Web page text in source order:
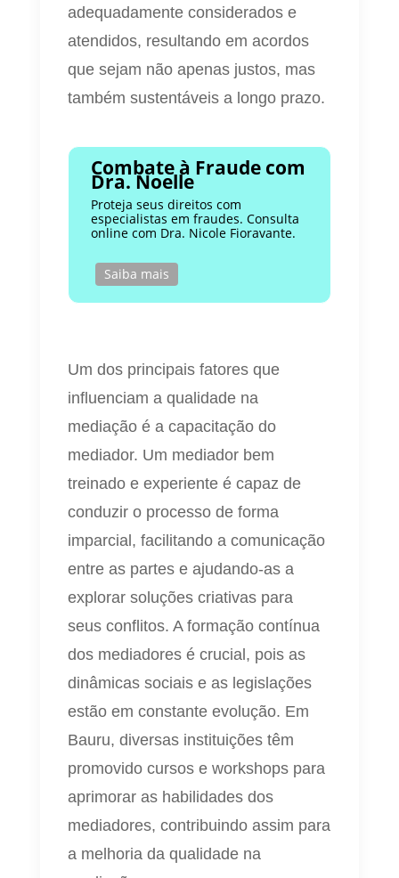
adequadamente considerados e
atendidos, resultando em acordos
que sejam não apenas justos, mas
também sustentáveis a longo prazo.
Combate à Fraude com
Dra. Noelle
Proteja seus direitos com
especialistas em fraudes. Consulta
online com Dra. Nicole Fioravante.
Saiba mais
Um dos principais fatores que
influenciam a qualidade na
mediação é a capacitação do
mediador. Um mediador bem
treinado e experiente é capaz de
conduzir o processo de forma
imparcial, facilitando a comunicação
entre as partes e ajudando-as a
explorar soluções criativas para
seus conflitos. A formação contínua
dos mediadores é crucial, pois as
dinâmicas sociais e as legislações
estão em constante evolução. Em
Bauru, diversas instituições têm
promovido cursos e workshops para
aprimorar as habilidades dos
mediadores, contribuindo assim para
a melhoria da qualidade na